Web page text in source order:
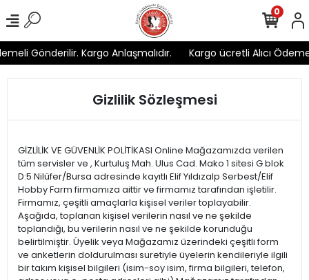
Gönderilir. Kargo Anlaşmalıdır. Kargo ücretli Alıcı
0
Gizlilik Sözleşmesi
GİZLİLİK VE GÜVENLİK POLİTİKASI Online Mağazamızda verilen
tüm servisler ve , Kurtuluş Mah. Ulus Cad. Mako 1 sitesi G blok
D:5 Nilüfer/Bursa adresinde kayıtlı Elif Yıldızalp Serbest/Elif
Hobby Farm firmamıza aittir ve firmamız tarafından işletilir.
Firmamız, çeşitli amaçlarla kişisel veriler toplayabilir.
Aşağıda, toplanan kişisel verilerin nasıl ve ne şekilde
toplandığı, bu verilerin nasıl ve ne şekilde korunduğu
belirtilmiştir. Üyelik veya Mağazamız üzerindeki çeşitli form
ve anketlerin doldurulması suretiyle üyelerin kendileriyle ilgili
bir takım kişisel bilgileri (isim-soy isim, firma bilgileri, telefon,